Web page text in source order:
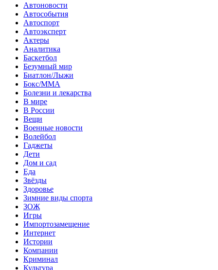
Автоновости
Автособытия
Автоспорт
Автоэксперт
Актеры
Аналитика
Баскетбол
Безумный мир
Биатлон/Лыжи
Бокс/MMA
Болезни и лекарства
В мире
В России
Вещи
Военные новости
Волейбол
Гаджеты
Дети
Дом и сад
Еда
Звёзды
Здоровье
Зимние виды спорта
ЗОЖ
Игры
Импортозамещение
Интернет
Истории
Компании
Криминал
Культура